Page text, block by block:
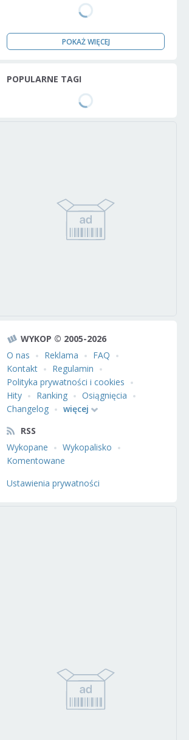
POKAŻ WIĘCEJ
POPULARNE TAGI
WYKOP © 2005-2026
O nas
Reklama
FAQ
Kontakt
Regulamin
Polityka prywatności i cookies
Hity
Ranking
Osiągnięcia
Changelog
więcej
RSS
Wykopane
Wykopalisko
Komentowane
Ustawienia prywatności